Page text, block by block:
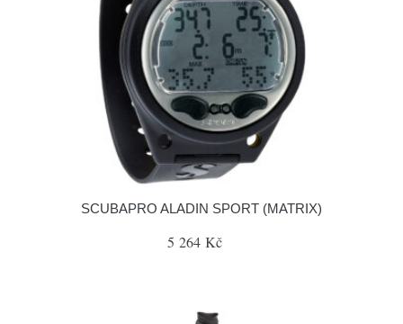
SCUBAPRO ALADIN SPORT (MATRIX)
5 264 Kč